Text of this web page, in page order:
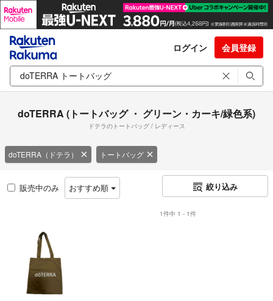
ログイン 会員登録
doTERRA (トートバッグ ・ グリーン・カーキ/緑色系)
ドテラのトートバッグ / レディース
doTERRA（ドテラ） トートバッグ
販売中のみ おすすめ順 絞り込み
1件中 1 - 1件